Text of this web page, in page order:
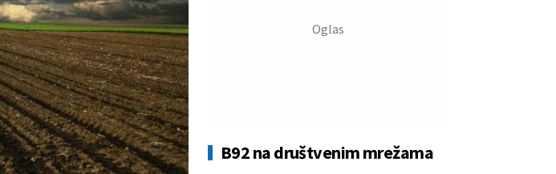
B92 na društvenim mrežama